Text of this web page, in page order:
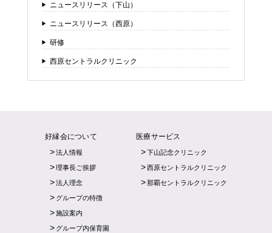
ニュースリリース（下山）
ニュースリリース（西原）
研修
西原セントラルクリニック
好縁会について
法人情報
理事長ご挨拶
法人理念
グループの特徴
施設案内
グループ内保育園
医療サービス
下山記念クリニック
西原セントラルクリニック
那覇セントラルクリニック